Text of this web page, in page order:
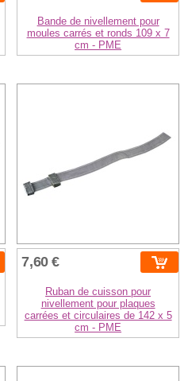
Bande de nivellement pour
moules carrés et ronds 109 x 7
cm - PME
7,60 €
Ruban de cuisson pour
nivellement pour plaques
carrées et circulaires de 142 x 5
cm - PME